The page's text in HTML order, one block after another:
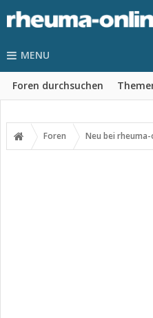
MENU
Foren durchsuchen
Foren Neu bei